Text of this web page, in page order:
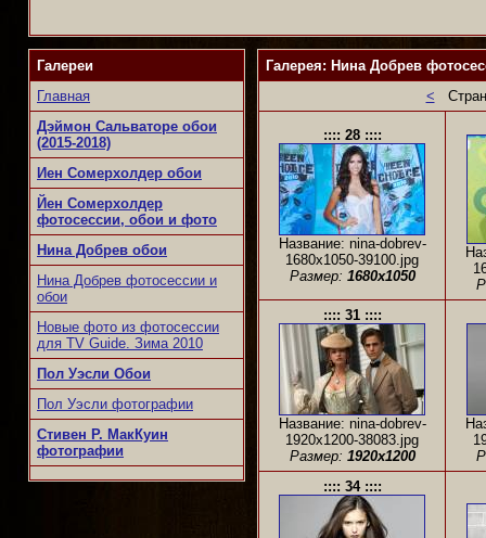
Галереи
Главная
Дэймон Сальваторе обои
(2015-2018)
Иен Сомерхолдер обои
Йен Сомерхолдер
фотосессии, обои и фото
Нина Добрев обои
Нина Добрев фотосессии и
обои
Новые фото из фотосессии
для TV Guide. Зима 2010
Пол Уэсли Обои
Пол Уэсли фотографии
Стивен Р. МакКуин
фотографии
Галерея: Нина Добрев
<
:::: 28 ::::
Название: nina-dobrev-
1680x1050-39100.jpg
Размер: 1680x1050
:::: 31 ::::
Название: nina-dobrev-
1920x1200-38083.jpg
Размер: 1920x1200
:::: 34 ::::